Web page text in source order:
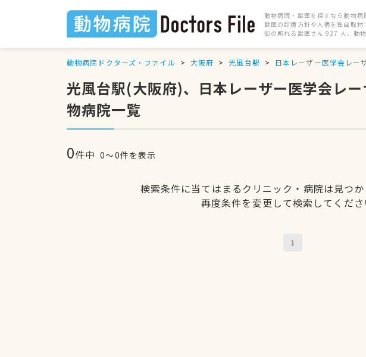
動物病院・獣医を探すなら動物病
獣医の診療方針や人柄を独自取材
街の頼れる獣医さん 937 人、動
動物病院ドクターズ・ファイル 大阪府 光風台駅 日本レーザー医学会レー
光風台駅(大阪府)、日本レーザー医学会レ
物病院一覧
0件中 0〜0件を表示
検索条件に当てはまるクリニック・病院は見つか
再度条件を変更して検索してくださ
1